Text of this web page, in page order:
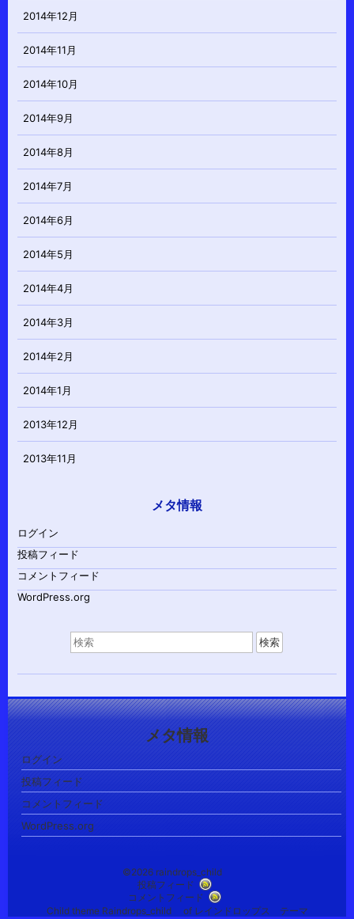
2014年12月
2014年11月
2014年10月
2014年9月
2014年8月
2014年7月
2014年6月
2014年5月
2014年4月
2014年3月
2014年2月
2014年1月
2013年12月
2013年11月
メタ情報
ログイン
投稿フィード
コメントフィード
WordPress.org
索
象:
メタ情報
ログイン
投稿フィード
コメントフィード
WordPress.org
©2026 raindrops_child
投稿フィード
コメントフィード
Child theme Raindrops_child of レインドロップス テーマ